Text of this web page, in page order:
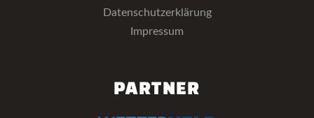
Datenschutzerklärung
Impressum
PARTNER